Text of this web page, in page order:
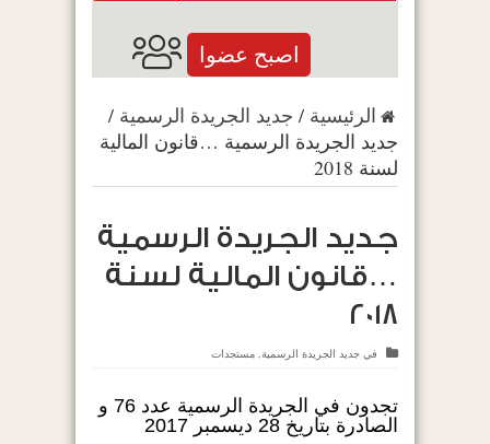
اصبح عضوا
الرئيسية / جديد الجريدة الرسمية /
جديد الجريدة الرسمية …قانون المالية
لسنة 2018
جديد الجريدة الرسمية
…قانون المالية لسنة
2018
في جديد الجريدة الرسمية, مستجدات
تجدون في الجريدة الرسمية عدد 76 و
الصادرة بتاريخ 28 ديسمبر 2017